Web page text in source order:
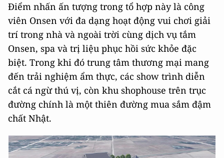
Điểm nhấn ấn tượng trong tổ hợp này là công
viên Onsen với đa dạng hoạt động vui chơi giải
trí trong nhà và ngoài trời cùng dịch vụ tắm
Onsen, spa và trị liệu phục hồi sức khỏe đặc
biệt. Trong khi đó trung tâm thương mại mang
đến trải nghiệm ẩm thực, các show trình diễn
cắt cá ngừ thú vị, còn khu shophouse trên trục
đường chính là một thiên đường mua sắm đậm
chất Nhật.